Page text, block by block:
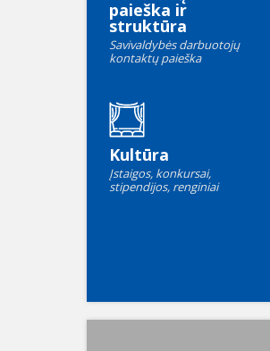
paieška ir
struktūra
Savivaldybės darbuotojų
kontaktų paieška
Kultūra
Įstaigos, konkursai,
stipendijos, renginiai